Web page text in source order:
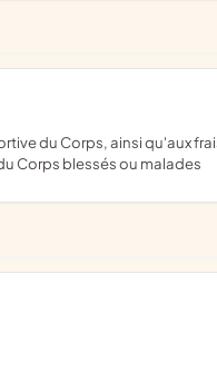
Corps blessés ou malades